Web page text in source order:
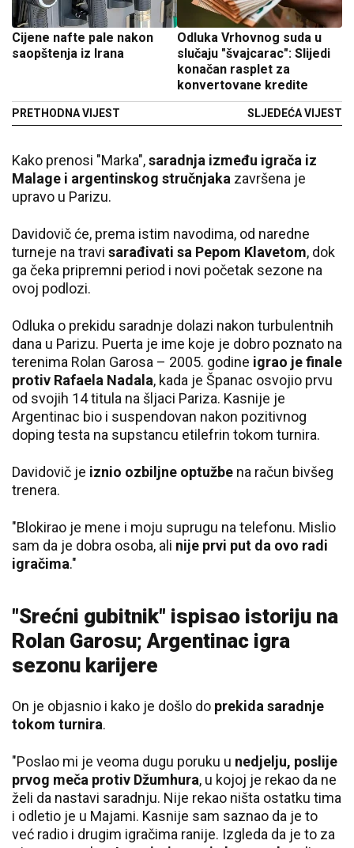
Cijene nafte pale nakon
saopštenja iz Irana
PRETHODNA VIJEST
Odluka Vrhovnog suda u
slučaju "švajcarac": Slijedi
konačan rasplet za
konvertovane kredite
SLJEDEĆA VIJEST
Kako prenosi "Marka",saradnja između igrača iz
Malage i argentinskog stručnjaka završena je
upravo u Parizu.
Davidovič će, prema istim navodima, od naredne
turneje na travi sarađivati sa Pepom Klavetom, dok
ga čeka pripremni period i novi početak sezone na
ovoj podlozi.
Odluka o prekidu saradnje dolazi nakon turbulentnih
dana u Parizu. Puerta je ime koje je dobro poznato na
terenima Rolan Garosa – 2005. godine igrao je finale
protiv Rafaela Nadala, kada je Španac osvojio prvu
od svojih 14 titula na šljaci Pariza. Kasnije je
Argentinac bio i suspendovan nakon pozitivnog
doping testa na supstancu etilefrin tokom turnira.
Davidovič je iznio ozbiljne optužbe na račun bivšeg
trenera.
"Blokirao je mene i moju suprugu na telefonu. Mislio
sam da je dobra osoba, ali nije prvi put da ovo radi
igračima."
"Srećni gubitnik" ispisao istoriju na
Rolan Garosu; Argentinac igra
sezonu karijere
On je objasnio i kako je došlo do prekida saradnje
tokom turnira.
"Poslao mi je veoma dugu poruku u nedjelju, poslije
prvog meča protiv Džumhura, u kojoj je rekao da ne
želi da nastavi saradnju. Nije rekao ništa ostatku tima
i odletio je u Majami. Kasnije sam saznao da je to
već radio i drugim igračima ranije. Izgleda da je to za